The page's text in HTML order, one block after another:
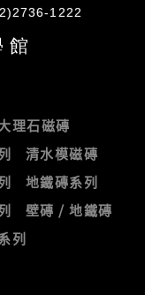
1222
理石磁磚
清水模磁磚
地鐵磚系列
壁磚 / 地鐵磚
列